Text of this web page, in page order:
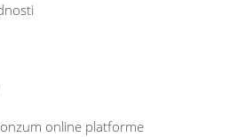
online platforme